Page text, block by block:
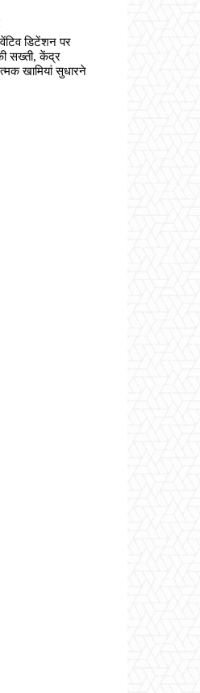
डिटेंशन पर
की सख्ती, केंद्र
खामियां सुधारने